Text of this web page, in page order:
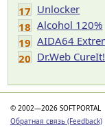
17 Unlocker
18 Alcohol 120%
19 AIDA64
20 Dr.Web CureIt!
© 2002—2026 SOFTPORTAL
Обратная связь (Feedback)